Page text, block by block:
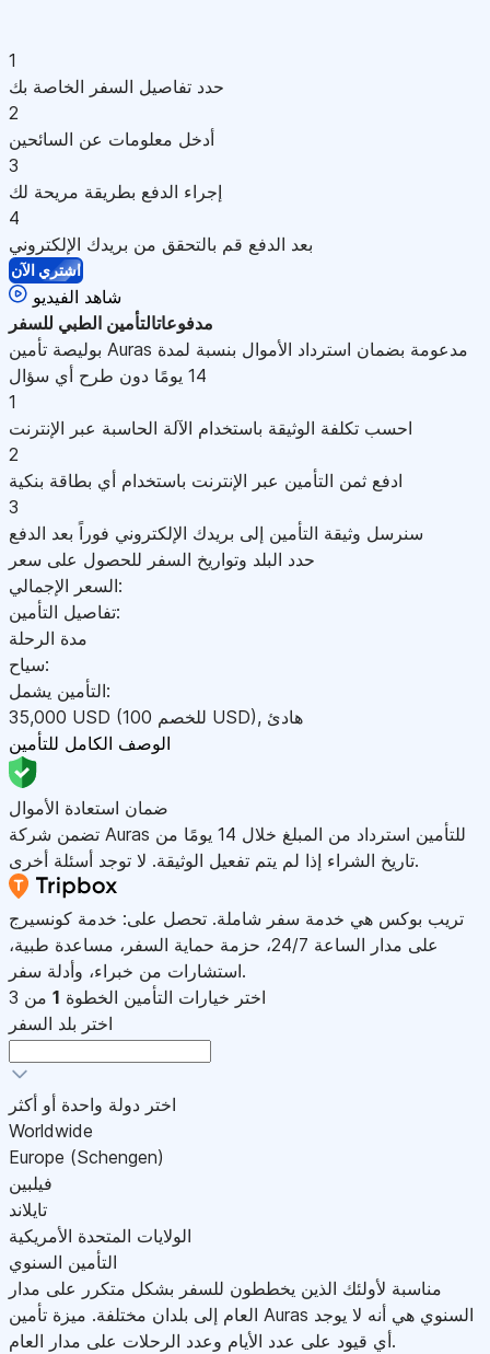
1
حدد تفاصيل السفر الخاصة بك
2
أدخل معلومات عن السائحين
3
إجراء الدفع بطريقة مريحة لك
4
بعد الدفع قم بالتحقق من بريدك الإلكتروني
اشتري الآن
شاهد الفيديو
مدفوعاتالتأمين الطبي للسفر
بوليصة تأمين Auras مدعومة بضمان استرداد الأموال بنسبة لمدة
14 يومًا دون طرح أي سؤال
1
احسب تكلفة الوثيقة باستخدام الآلة الحاسبة عبر الإنترنت
2
ادفع ثمن التأمين عبر الإنترنت باستخدام أي بطاقة بنكية
3
سنرسل وثيقة التأمين إلى بريدك الإلكتروني فوراً بعد الدفع
حدد البلد وتواريخ السفر للحصول على سعر
السعر الإجمالي:
تفاصيل التأمين:
مدة الرحلة
سياح:
التأمين يشمل:
35,000 USD USD), هادئ
الوصف الكامل للتأمين
ضمان استعادة الأموال
تضمن شركة Auras للتأمين استرداد من المبلغ خلال 14 يومًا من
تاريخ الشراء إذا لم يتم تفعيل الوثيقة. لا توجد أسئلة أخرى.
تريب بوكس هي خدمة سفر شاملة. تحصل على: خدمة كونسيرج
على مدار الساعة 24/7، حزمة حماية السفر، مساعدة طبية،
استشارات من خبراء، وأدلة سفر.
اختر خيارات التأمين الخطوة 1 من 3
اختر بلد السفر
اختر دولة واحدة أو أكثر
Worldwide
Europe (Schengen)
فيلبين
تايلاند
الولايات المتحدة الأمريكية
التأمين السنوي
مناسبة لأولئك الذين يخططون للسفر بشكل متكرر على مدار
العام إلى بلدان مختلفة. ميزة تأمين Auras السنوي هي أنه لا يوجد
أي قيود على عدد الأيام وعدد الرحلات على مدار العام.